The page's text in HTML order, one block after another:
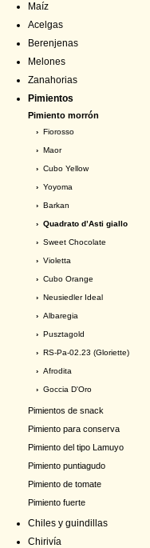
Maíz
Acelgas
Berenjenas
Melones
Zanahorias
Pimientos
Pimiento morrón
› Fiorosso
› Maor
› Cubo Yellow
› Yoyoma
› Barkan
› Quadrato d’Asti giallo
› Sweet Chocolate
› Violetta
› Cubo Orange
› Neusiedler Ideal
› Albaregia
› Pusztagold
› RS-Pa-02.23 (Gloriette)
› Afrodita
› Goccia D'Oro
Pimientos de snack
Pimiento para conserva
Pimiento del tipo Lamuyo
Pimiento puntiagudo
Pimiento de tomate
Pimiento fuerte
Chiles y guindillas
Chirivía